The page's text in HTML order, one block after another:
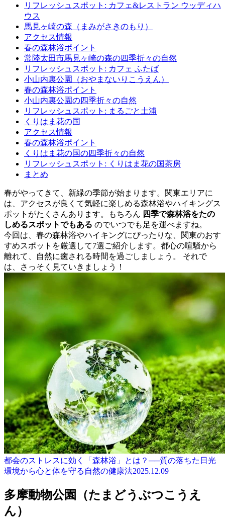
リフレッシュスポット: カフェ&レストラン ウッディハ
ウス
馬見ヶ崎の森（まみがさきのもり）
アクセス情報
春の森林浴ポイント
常陸太田市馬見ヶ崎の森の四季折々の自然
リフレッシュスポット: カフェ ふたば
小山内裏公園（おやまないりこうえん）
春の森林浴ポイント
小山内裏公園の四季折々の自然
リフレッシュスポット: まるごと土浦
くりはま花の国
アクセス情報
春の森林浴ポイント
くりはま花の国の四季折々の自然
リフレッシュスポット: くりはま花の国茶房
まとめ
春がやってきて、新緑の季節が始まります。関東エリアに
は、アクセスが良くて気軽に楽しめる森林浴やハイキングス
ポットがたくさんあります。もちろん 四季で森林浴をたの
しめるスポットでもある のでいつでも足を運べますね。
今回は、春の森林浴やハイキングにぴったりな、関東のおす
すめスポットを厳選して7選ご紹介します。都心の喧騒から
離れて、自然に癒される時間を過ごしましょう。 それで
は、さっそく見ていきましょう！
都会のストレスに効く「森林浴」とは？──質の落ちた日光
環境から心と体を守る自然の健康法2025.12.09
多摩動物公園（たまどうぶつこうえ
ん）